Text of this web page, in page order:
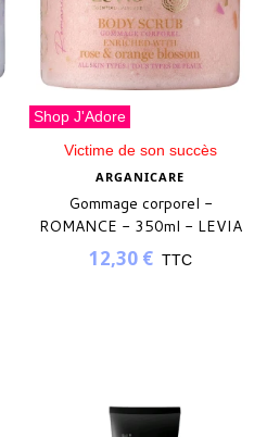
Shop J'Adore
Victime de son succès
ARGANICARE
Gommage corporel -
ROMANCE - 350ml - LEVIA
12,30 € TTC